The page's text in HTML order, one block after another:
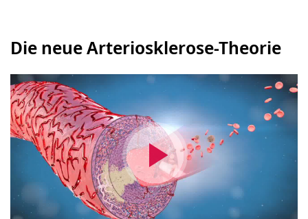
Die neue Arteriosklerose-Theorie
Video
abspielen